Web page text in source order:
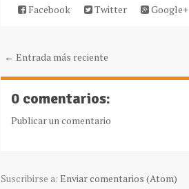
Facebook Twitter Google+
← Entrada más reciente
0 comentarios:
Publicar un comentario
Suscribirse a: Enviar comentarios (Atom)